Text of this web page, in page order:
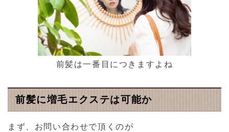
前髪は一番目につきますよね
前髪に増毛エクステは可能か
まず、お問い合わせで頂くのが